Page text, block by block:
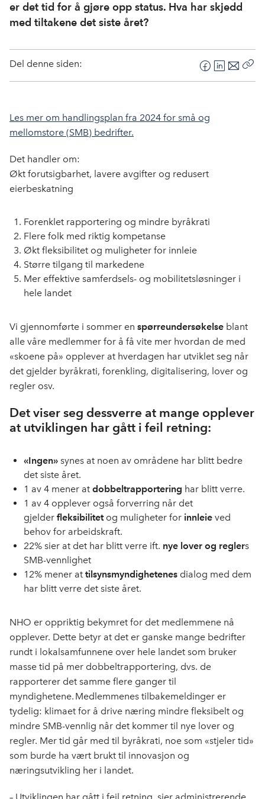
er det tid for å gjøre opp status. Hva har skjedd
med tiltakene det siste året?
Del denne siden:
F
a
e
k
L
i
E
-
Les mer om handlingsplan fra 2024 for små og
mellomstore (SMB) bedrifter.
Det handler om:
Økt forutsigbarhet, lavere avgifter og redusert
eierbeskatning
Forenklet rapportering og mindre byråkrati
Flere folk med riktig kompetanse
Økt fleksibilitet og muligheter for innleie
Større tilgang til markedene
Mer effektive samferdsels- og mobilitetsløsninger i
hele landet
Vi gjennomførte i sommer en spørreundersøkelse blant
alle våre medlemmer for å få vite mer hvordan de med
«skoene på» opplever at hverdagen har utviklet seg når
det gjelder byråkrati, forenkling, digitalisering, lover og
regler osv.
Det viser seg dessverre at mange opplever
at utviklingen har gått i feil retning:
«Ingen» synes at noen av områdene har blitt bedre
det siste året.
1 av 4 mener at dobbeltrapportering har blitt verre.
1 av 4 opplever også forverring når det
gjelder fleksibilitetog muligheter for innleie ved
behov for arbeidskraft.
22% sier at det har blitt verre ift. nye lover og reglers
SMB-vennlighet
12% mener at tilsynsmyndighetenes dialog med dem
har blitt verre det siste året.
NHO er oppriktig bekymret for det medlemmene nå
opplever. Dette betyr at det er ganske mange bedrifter
rundt i lokalsamfunnene over hele landet som bruker
masse tid på mer dobbeltrapportering, dvs. de
rapporterer det samme flere ganger til
myndighetene. Medlemmenes tilbakemeldinger er
tydelig: klimaet for å drive næring mindre fleksibelt og
mindre SMB-vennlig når det kommer til nye lover og
regler. Mer tid går med til byråkrati, noe som «stjeler tid»
som burde ha vært brukt til innovasjon og
næringsutvikling her i landet.